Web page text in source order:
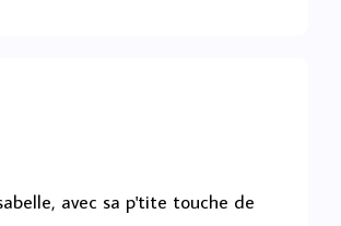
avec sa p'tite touche de